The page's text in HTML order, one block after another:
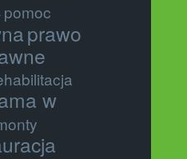
pomoc
prawo
w